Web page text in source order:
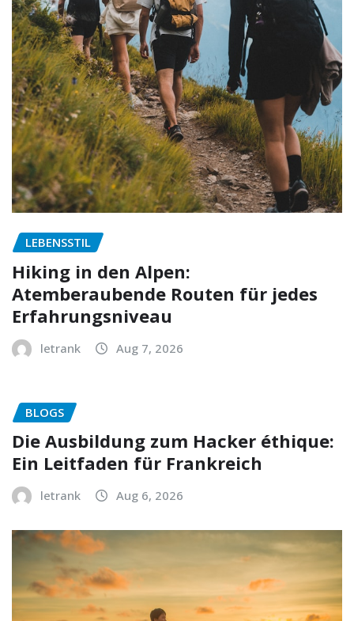
LEBENSSTIL
Hiking in den Alpen:
Atemberaubende Routen für jedes
Erfahrungsniveau
letrank Aug 7, 2026
BLOGS
Die Ausbildung zum Hacker éthique:
Ein Leitfaden für Frankreich
letrank Aug 6, 2026